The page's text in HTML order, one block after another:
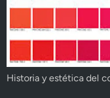
Historia y estética del